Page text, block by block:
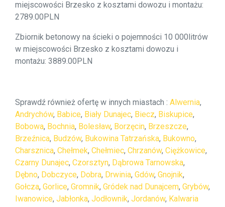
miejscowości Brzesko z kosztami dowozu i montażu:
2789.00PLN
Zbiornik betonowy na ścieki o pojemności 10 000litrów
w miejscowości Brzesko z kosztami dowozu i
montażu: 3889.00PLN
Sprawdź również ofertę w innych miastach : Alwernia,
Andrychów, Babice, Biały Dunajec, Biecz, Biskupice,
Bobowa, Bochnia, Bolesław, Borzęcin, Brzeszcze,
Brzeźnica, Budzów, Bukowina Tatrzańska, Bukowno,
Charsznica, Chełmek, Chełmiec, Chrzanów, Ciężkowice,
Czarny Dunajec, Czorsztyn, Dąbrowa Tarnowska,
Dębno, Dobczyce, Dobra, Drwinia, Gdów, Gnojnik,
Gołcza, Gorlice, Gromnik, Gródek nad Dunajcem, Grybów,
Iwanowice, Jabłonka, Jodłownik, Jordanów, Kalwaria